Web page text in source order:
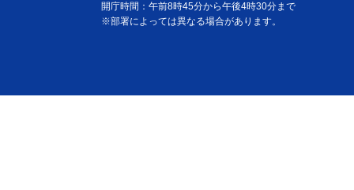
開庁時間：午前8時45分から午後4時30分まで
※部署によっては異なる場合があります。